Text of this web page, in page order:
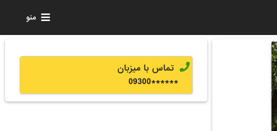
منو
تماس با میزبان
******
09300